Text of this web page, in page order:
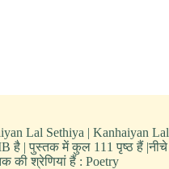
Lal Sethiya | Kanhaiyan
| पुस्तक में कुल 111 पृष्ठ हैं |नीचे
की श्रेणियां हैं : Poetry